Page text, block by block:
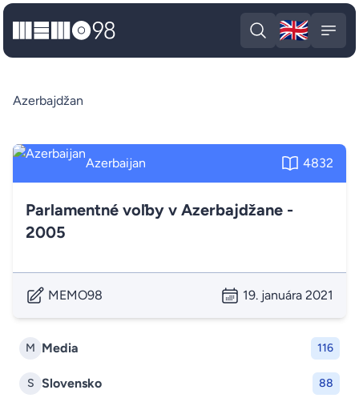
MEMO98
Open search
🇬🇧
M Media 116
S Slovensko 88
Azerbajdžan
Azerbaijan 4832
Parlamentné voľby v Azerbajdžane -
2005
MEMO98 19. januára 2021